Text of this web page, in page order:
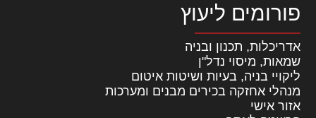
פורומים ליעוץ
אדריכלות, תכנון ובניה
שמאות, מיסוי נדל"ן
ליקויי בניה, בעיות ושיטות איטום
מנהלי אחזקה בכירים מבנים ומערכות
אזור אישי